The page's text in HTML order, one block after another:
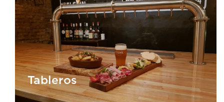
Rauvisio
Tableros